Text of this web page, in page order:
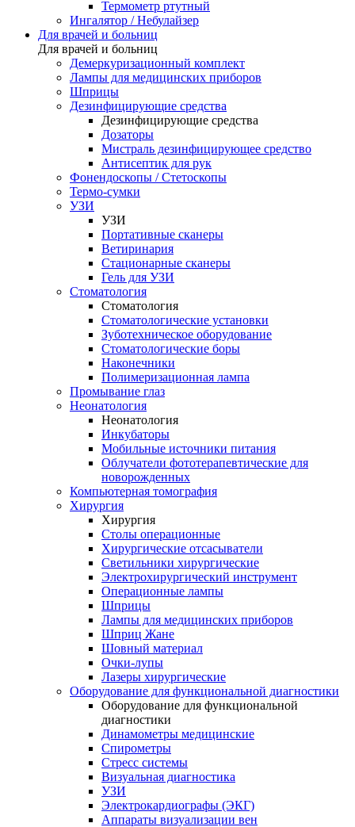
Термометр ртутный
Ингалятор / Небулайзер
Для врачей и больниц
Для врачей и больниц
Демеркуризационный комплект
Лампы для медицинских приборов
Шприцы
Дезинфицирующие средства
Дезинфицирующие средства
Дозаторы
Мистраль дезинфицирующее средство
Антисептик для рук
Фонендоскопы / Стетоскопы
Термо-сумки
УЗИ
УЗИ
Портативные сканеры
Ветиринария
Стационарные сканеры
Гель для УЗИ
Стоматология
Стоматология
Стоматологические установки
Зуботехническое оборудование
Стоматологические боры
Наконечники
Полимеризационная лампа
Промывание глаз
Неонатология
Неонатология
Инкубаторы
Мобильные источники питания
Облучатели фототерапевтические для
новорожденных
Компьютерная томография
Хирургия
Хирургия
Столы операционные
Хирургические отсасыватели
Светильники хирургические
Электрохирургический инструмент
Операционные лампы
Шприцы
Лампы для медицинских приборов
Шприц Жане
Шовный материал
Очки-лупы
Лазеры хирургические
Оборудование для функциональной диагностики
Оборудование для функциональной
диагностики
Динамометры медицинские
Спирометры
Стресс системы
Визуальная диагностика
УЗИ
Электрокардиографы (ЭКГ)
Аппараты визуализации вен